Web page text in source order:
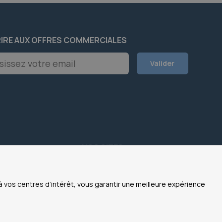
centres d’intérêt, vous garantir une meilleure expérience
AUX OFFRES COMMERCIALES
Valider
NOS SITES
OfficeEasy Netherlands